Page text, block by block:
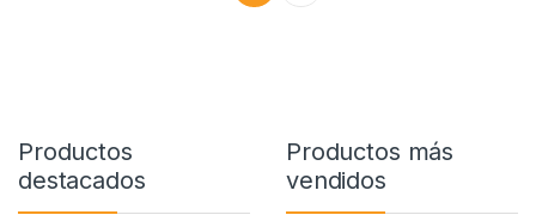
Productos
destacados
Productos más
vendidos